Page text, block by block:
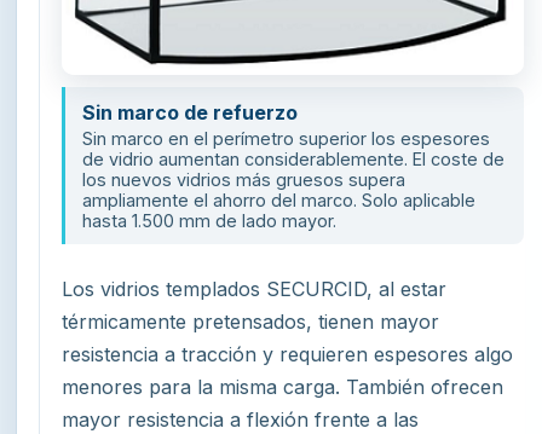
Sin marco de refuerzo
Sin marco en el perímetro superior los espesores
de vidrio aumentan considerablemente. El coste de
los nuevos vidrios más gruesos supera
ampliamente el ahorro del marco. Solo aplicable
hasta 1.500 mm de lado mayor.
Los vidrios templados SECURCID, al estar
térmicamente pretensados, tienen mayor
resistencia a tracción y requieren espesores algo
menores para la misma carga. También ofrecen
mayor resistencia a flexión frente a las